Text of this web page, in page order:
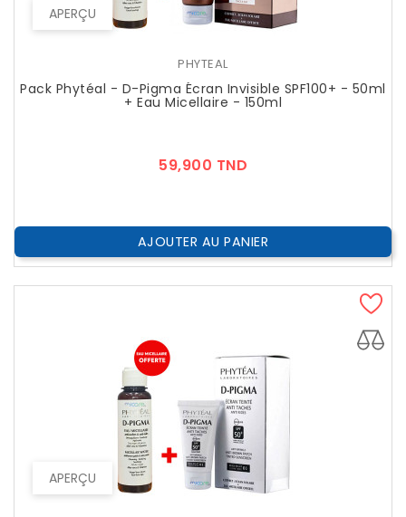
APERÇU
PHYTEAL
Pack Phytéal - D-Pigma Écran Invisible SPF100+ - 50ml
+ Eau Micellaire - 150ml
59,900 TND
AJOUTER AU PANIER
APERÇU